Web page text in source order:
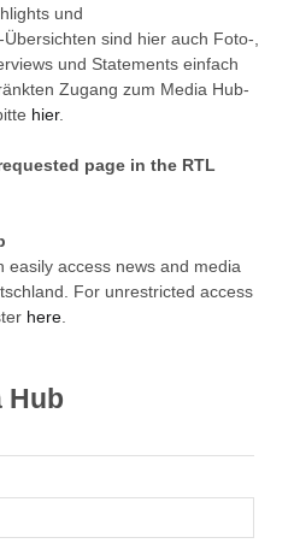
und
sind hier auch Foto-,
und Statements einfach
Zugang zum Media Hub-
hier.
page in the RTL
easily access news and media
For unrestricted access
here
Hub